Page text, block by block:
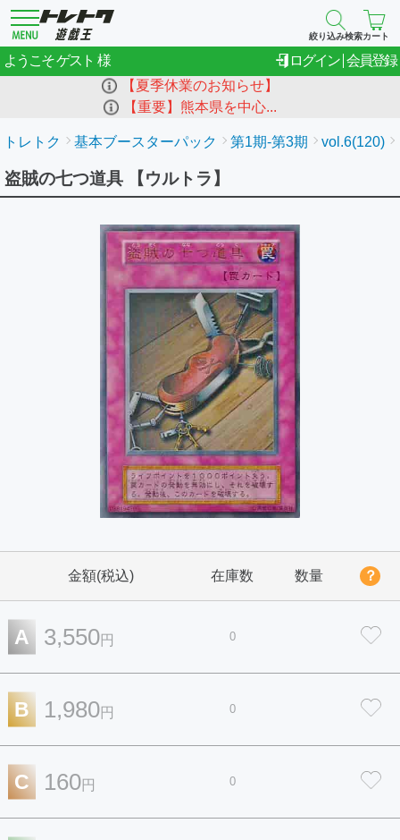
絞り込み検索カート
ようこそゲスト ログイン 会員登録
【夏季休業のお知らせ】
【重要】熊本県を中心...
トレトク 基本ブースターパック 第1期-第3期 vol.6(120)
盗賊の七つ道具 【ウルトラ】
金額(税込) 在庫数 数量 ？
A 3,550円 0
B 1,980円 0
C 160円 0